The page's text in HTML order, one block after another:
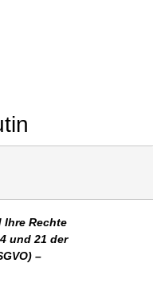
Ihre Rechte
und 21 der
–